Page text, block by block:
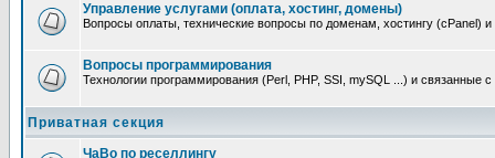
Управление услугами (оплата, хостинг, домены)
Вопросы оплаты, технические вопросы по доменам, хостингу (cPanel)
Вопросы программирования
Технологии программирования (Perl, PHP, SSI, mySQL ...) и связанные
Приватная секция
ЧаВо по реселлингу